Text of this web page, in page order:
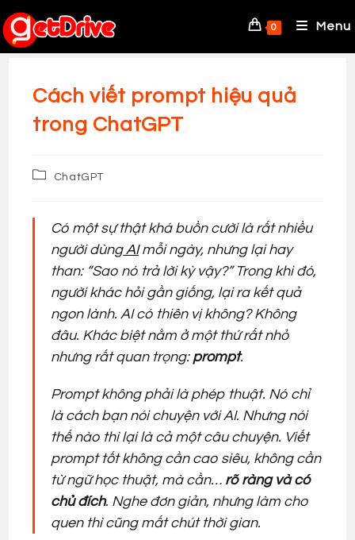
to
content
0 Menu
Cách viết prompt hiệu quả
trong ChatGPT
PostChatGPT
Có một sự thật khá buồn cười là rất nhiều
người dùngAImỗi ngày, nhưng lại hay
than: “Sao nó trả lời kỳ vậy?”Trong khi đó,
người khác hỏi gần giống, lại ra kết quả
ngon lành. AI có thiên vị không? Không
đâu. Khác biệt nằm ở một thứ rất nhỏ
nhưng rất quan trọng: prompt.
Prompt không phải là phép thuật. Nó chỉ
là cách bạn nói chuyện với AI. Nhưng nói
thế nào thì lại là cả một câu chuyện. Viết
prompt tốt không cần cao siêu, không cần
từ ngữ học thuật, mà cần… rõ ràng và có
chủ đích. Nghe đơn giản, nhưng làm cho
quen thì cũng mất chút thời gian.